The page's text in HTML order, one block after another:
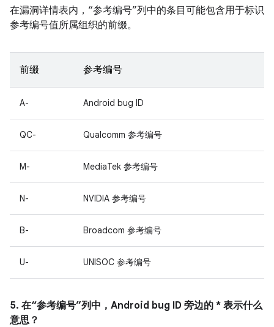
在漏洞详情表内，“参考编号”列中的条目可能包含用于标识
参考编号值所属组织的前缀。
前缀 参考编号
A- Android bug ID
QC- Qualcomm 参考编号
M- MediaTek 参考编号
N- NVIDIA 参考编号
B- Broadcom 参考编号
U- UNISOC 参考编号
5. 在“参考编号”列中，Android bug ID 旁边的 * 表示什么
意思？